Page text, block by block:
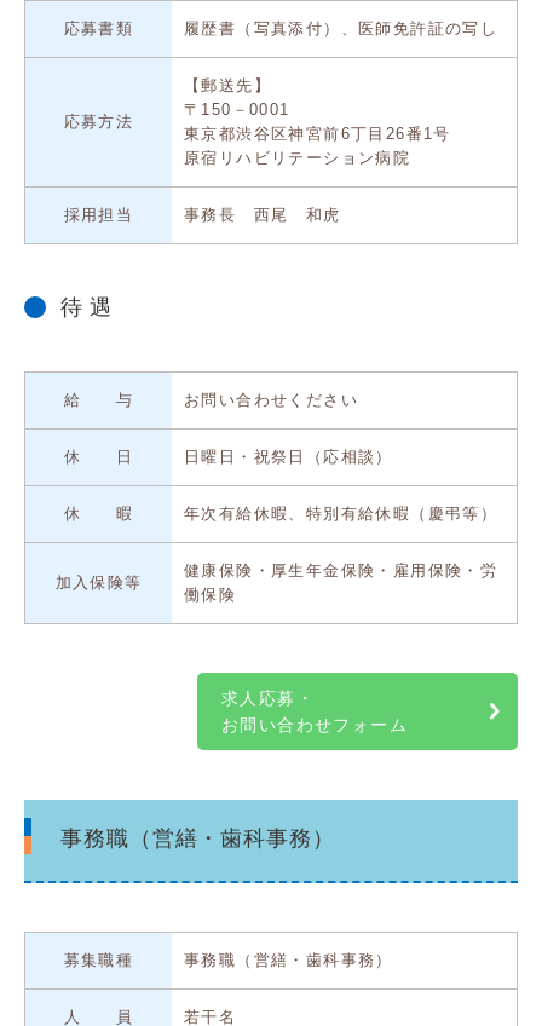
応募書類 履歴書（写真添付）、医師免許証の写し
応募方法
【郵送先】
〒150－0001
東京都渋谷区神宮前6丁目26番1号
原宿リハビリテーション病院
採用担当 事務長 西尾 和虎
待 遇
給 与 お問い合わせください
休 日 日曜日・祝祭日（応相談）
休 暇 年次有給休暇、特別有給休暇（慶弔等）
加入保険等
健康保険・厚生年金保険・雇用保険・労
働保険
求人応募・
お問い合わせフォーム
事務職（営繕・歯科事務）
募集職種 事務職（営繕・歯科事務）
人 員 若干名